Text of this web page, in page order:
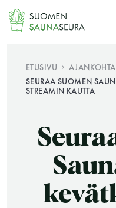
Siirry
sisältöön
Jokaisen kuun 1.
KATSO TARKEMMAT
ETUSIVU
SEURAA SUOMEN
STREAMIN KAUTTA